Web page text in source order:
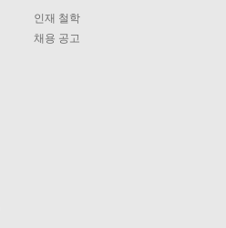
인재 철학
채용 공고